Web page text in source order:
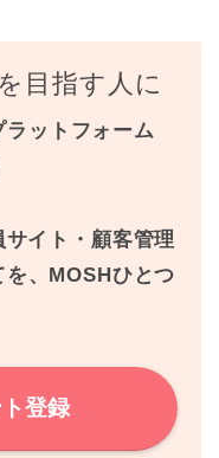
t
s
e
目指す人に
ットフォーム
イト・顧客管理
、MOSHひとつ
登録